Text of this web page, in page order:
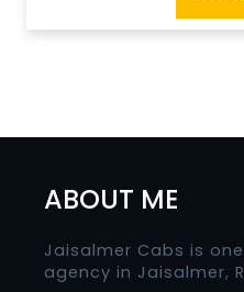
ABOUT ME
Jaisalmer Cabs is
agency in Jaisalmer,